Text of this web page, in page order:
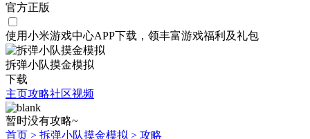
官方正版
使用小米游戏中心APP下载 ，领丰富游戏福利 及礼包
拆弹小队摸金模拟
下载
主页攻略社区视频
暂时没有攻略~
首页 > 拆弹小队摸金模拟 > 攻略